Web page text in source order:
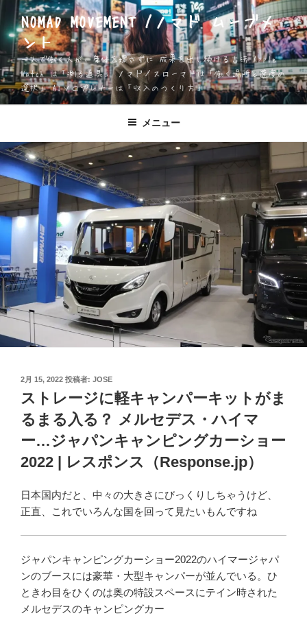
ン
テ
ン
ツ
へ
ス
プ
NOMAD MOVEMENT /ノマド ムーブメ
ント
一人で働く人が、身体を壊さずに 成果を出し続ける方法 Apple
Watch は「測る道具」 ノマド／スローマドは「働く場所と速度の
選択」 AIソロプレナーは「収入のつくり方」
メニュー
投
日:
2月 15, 2022 投稿者: JOSE
ストレージに軽キャンパーキットがま
るまる入る？ メルセデス・ハイマ
ー…ジャパンキャンピングカーショー
2022 | レスポンス（Response.jp）
日本国内だと、中々の大きさにびっくりしちゃうけど、
正直、これでいろんな国を回って見たいもんですね
ジャパンキャンピングカーショー2022のハイマージャパ
ンのブースには豪華・大型キャンパーが並んでいる。ひ
ときわ目をひくのは奥の特設スペースにテイン時された
メルセデスのキャンピングカー